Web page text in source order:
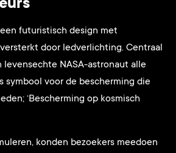
futuristisch design met
door ledverlichting. Centraal
NASA-astronaut alle
symbool voor de bescherming die
‘Bescherming op kosmisch
konden bezoekers meedoen